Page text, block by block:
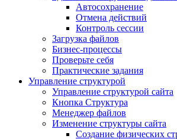
Автосохранение
Отмена действий
Контроль сессии
Загрузка файлов
Бизнес-процессы
Проверьте себя
Практические задания
Управление структурой
Управление структурой сайта
Кнопка Структура
Менеджер файлов
Изменение структуры сайта
Создание физических